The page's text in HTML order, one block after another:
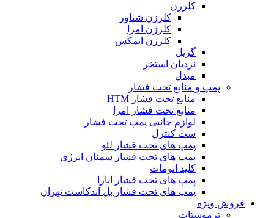
کلرزن
کلرزن شناور
کلرزن امرا
کلرزن ایمکس
گریل
نردبان استخر
مبدل
پمپ و منابع تحت فشار
منابع تحت فشار HTM‎
منابع تحت فشار امرا
لوازم جانبی پمپ تحت فشار
ست کنترل
پمپ های تحت فشار لئو
پمپ های تحت فشار سمنان انرژی
کلید اتومات
پمپ های تحت فشار ابارا
پمپ های تحت فشار بل اندکاست تهران
فروش ویژه
ترموستات